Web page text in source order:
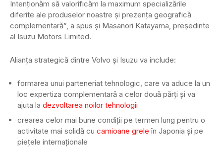
Intenționăm să valorificăm la maximum specializările
diferite ale produselor noastre și prezența geografică
complementară”, a spus și Masanori Katayama, președinte
al Isuzu Motors Limited.
Alianța strategică dintre Volvo și Isuzu va include:
formarea unui parteneriat tehnologic, care va aduce la un
loc expertiza complementară a celor două părți și va
ajuta la dezvoltarea noilor tehnologii
crearea celor mai bune condiții pe termen lung pentru o
activitate mai solidă cu camioane grele în Japonia și pe
piețele internaționale